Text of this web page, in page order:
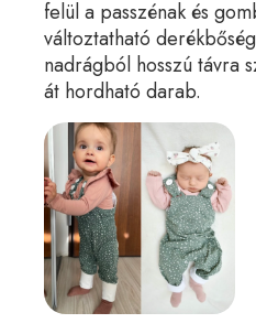
felül a passzénak és
változtatható
nadrágból hosszú távra
át hordható darab.